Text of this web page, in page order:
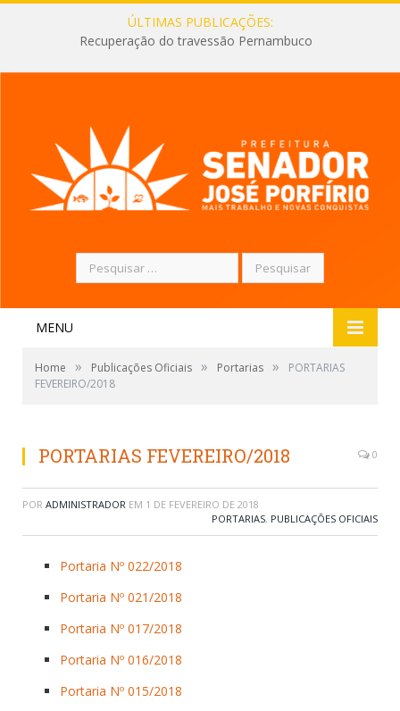
ÚLTIMAS PUBLICAÇÕES:
Recuperação do travessão Pernambuco
Pesquisar
por:
MENU
Home » Publicações Oficiais » Portarias »
PORTARIAS
FEVEREIRO/2018
PORTARIAS FEVEREIRO/2018 0
POR ADMINISTRADOR EM 1 DE FEVEREIRO DE 2018
PORTARIAS, PUBLICAÇÕES OFICIAIS
Portaria Nº 022/2018
Portaria Nº 021/2018
Portaria Nº 017/2018
Portaria Nº 016/2018
Portaria Nº 015/2018